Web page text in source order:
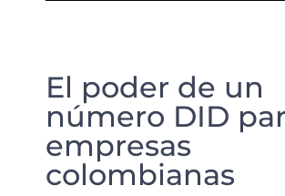
El poder de un
número DID
empresas
colombianas